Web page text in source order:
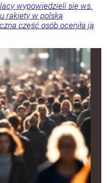
wypowiedzieli się ws.
rakiety w polską
część osób oceniła ją